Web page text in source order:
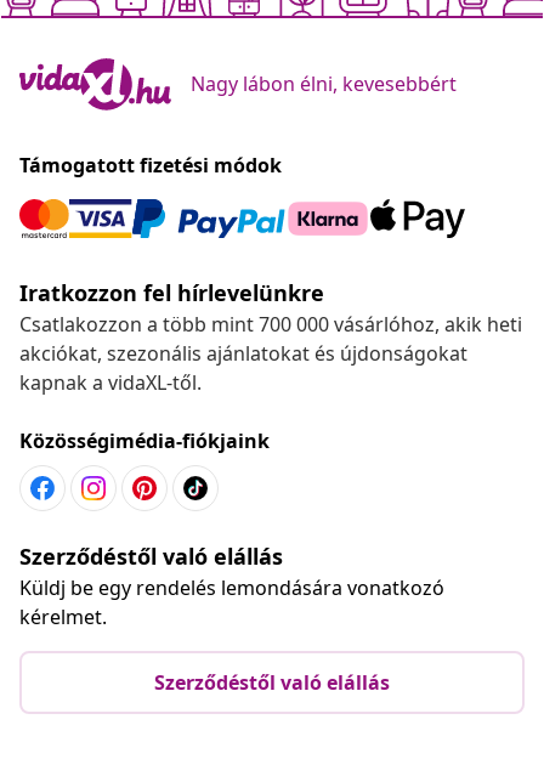
Nagy lábon élni, kevesebbért
Támogatott fizetési módok
Iratkozzon fel hírlevelünkre
Csatlakozzon a több mint 700 000 vásárlóhoz, akik heti
akciókat, szezonális ajánlatokat és újdonságokat
kapnak a vidaXL-től.
Közösségimédia-fiókjaink
Szerződéstől való elállás
Küldj be egy rendelés lemondására vonatkozó
kérelmet.
Szerződéstől való elállás